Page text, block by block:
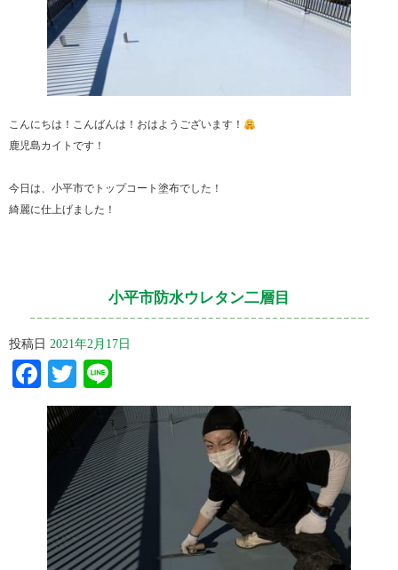
こんにちは！こんばんは！おはようございます！
鹿児島カイトです！
今日は、小平市でトップコート塗布でした！
綺麗に仕上げました！
小平市防水ウレタン二層目
投稿日 2021年2月17日
Facebook
Twitter